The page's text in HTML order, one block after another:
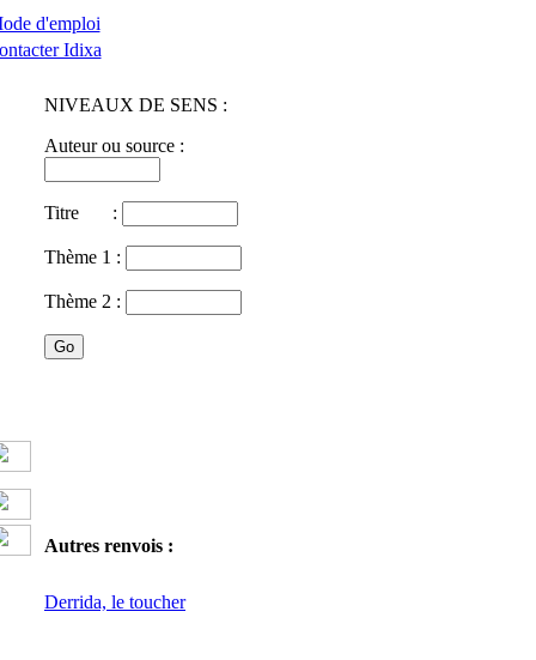
d'emploi
Idixa
NIVEAUX DE SENS :
Auteur ou source :
Titre :
Thème 1 :
Thème 2 :
Autres renvois :
Derrida, le toucher